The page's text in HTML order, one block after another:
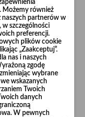
WYBIERZ PLIK
Możemy również
naszych partnerów w
szczególności
preferencji.
plików cookie
„Zaakceptuj”.
nas i naszych
zgodę
wybrane
wskazanych
Twoich
danych
W pewnych